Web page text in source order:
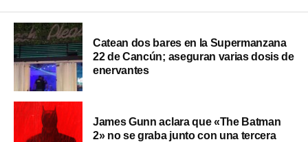
Catean dos bares en la Supermanzana
22 de Cancún; aseguran varias dosis de
enervantes
James Gunn aclara que «The Batman
2» no se graba junto con una tercera